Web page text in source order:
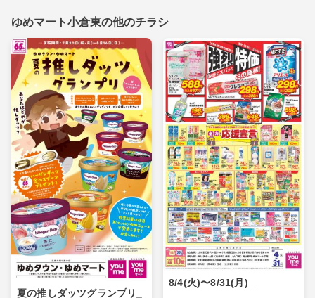
ゆめマート小倉東の他のチラシ
夏の推しダッツグランプリ_
8/4(火)〜8/31(月)_